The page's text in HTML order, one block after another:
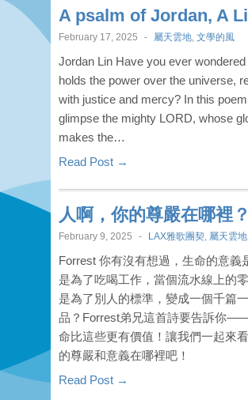
A psalm of Jordan, A
February 17, 2025 - 屬天雲地 文學的風
Jordan Lin Have you ever
holds the power over the universe,
with justice and mercy? In this
glimpse the mighty LORD, whose
makes the…
Read Post →
人啊，你的尊嚴在哪裡？
February 9, 2025 - LAX雅歌團契 屬天雲地
Forrest 你有沒有想過，生命的意義
是為了吃喝工作，當個流水線上的
是為了別人的標準，變成一個千篇
品？Forrest弟兄這首詩要告訴你
命比這些更有價值！讓我們一起來
的尊嚴和意義在哪裡吧！
Read Post →